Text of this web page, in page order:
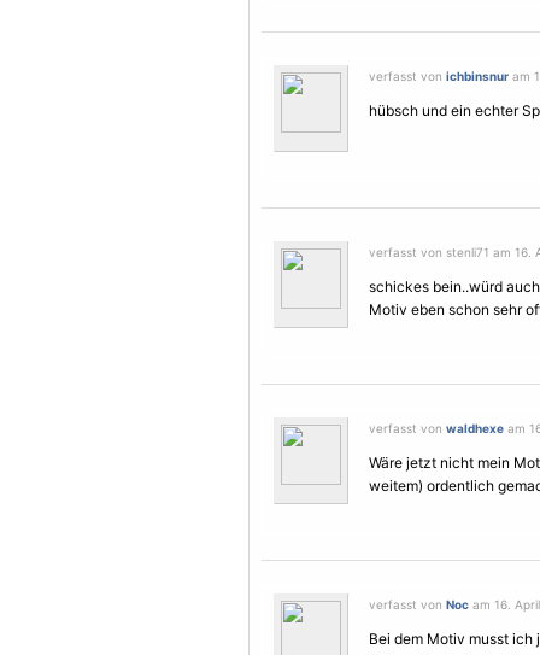
verfasst von ichbinsnur am
hübsch und ein echter
verfasst von stenli71 am 16.
schickes bein..würd
Motiv eben schon sehr
verfasst von waldhexe am
Wäre jetzt nicht mein
weitem) ordentlich
verfasst von Noc am 16.
Bei dem Motiv musst ich